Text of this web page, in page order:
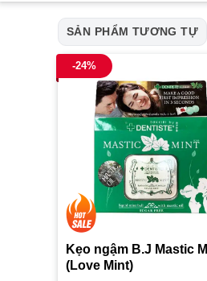
SẢN PHẨM TƯƠNG TỰ
-24%
Kẹo ngậm B.J Mastic
(Love Mint)